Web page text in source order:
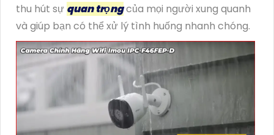
thu hút sự quan trọngcủa mọi người xung quanh
và giúp bạn có thể xử lý tình huống nhanh chóng.